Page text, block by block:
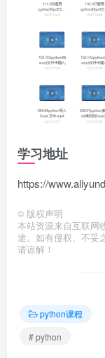
学习地址
https://
© 版权声明
本站资源来自互联网
途。如有侵权、不妥
请谅解！
python课程
# python